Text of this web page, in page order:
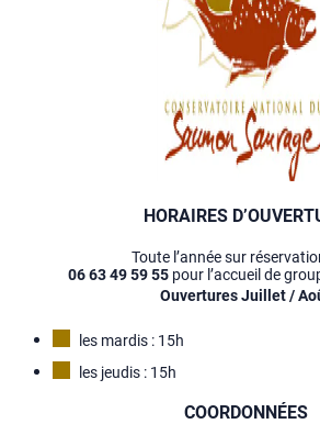
HORAIRES
Toute l’année sur
06 63 49 59 55pour l’accueil de
Ouvertures Juillet /
les mardis : 15h
les jeudis : 15h
COORDONNÉES